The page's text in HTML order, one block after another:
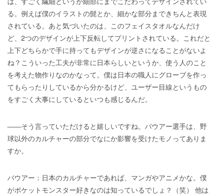
る。例えば僕のイラストの髭とか、細かな部分まできちんと表現
されている。あと気づいたのは、このフェイスタオルなんだけ
ど、2つのデザインが上下反転してプリントされている。これだと
上下どちらかで手に持ってもデザインが逆さになることがないよ
ね？こういった工夫が非常に日本らしいというか、使う人のこと
を考えた物作りなのかなって。僕は日本の職人にグローブを作っ
てもらったりしているから分かるけど、ユーザー目線というもの
をすごく大事にしているといつも感じるんだ。
――そう言っていただけると嬉しいですね。バウアー選手は、野
球以外のカルチャーの部分でなにか影響を受けたモノってありま
すか。
バウアー：日本のカルチャーであれば、マンガやアニメかな。僕
がポケットモンスター好きなのは知っているでしょ？（笑） 他は